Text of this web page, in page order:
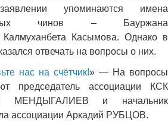
упоминаются имена
чинов – Бауржана
Касымова. Однако в
отвечать на вопросы о них.
нас на счётчик!» — На вопросы
председатель ассоциации КСК
МЕНДЫГАЛИЕВ и начальник
ассоциации Аркадий РУБЦОВ.